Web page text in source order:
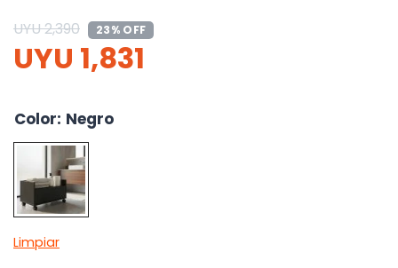
UYU2,390 23% OFF
UYU 1,831
Color: Negro
Limpiar